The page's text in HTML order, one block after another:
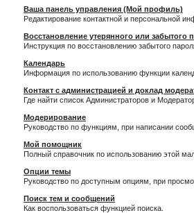
Ваша панель управления (Мой профиль)
Редактирование контактной и персональной
Восстановление утерянного или забытого
Инструкция по восстановлению забытого
Календарь
Информация по использованию функции
Контакт с администрацией и доклад
Где найти список Администраторов и
Модерирование
Руководство по функциям, при написании
Мой помощник
Полный справочник по использованию этой
Опции темы
Руководство по доступным опциям, при
Поиск тем и сообщений
Как воспользоваться функцией поиска.